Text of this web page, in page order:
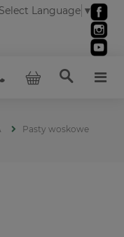
Select Language ▼
Pasty woskowe